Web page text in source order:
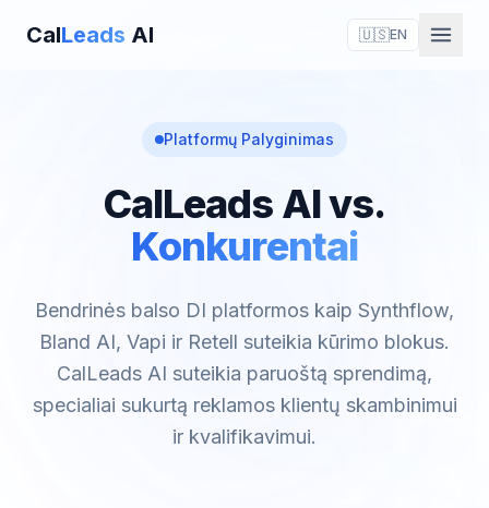
CalLeads AI 🇺🇸EN
Platformų Palyginimas
CalLeads AI vs.
Konkurentai
Bendrinės balso DI platformos kaip Synthflow,
Bland AI, Vapi ir Retell suteikia kūrimo blokus.
CalLeads AI suteikia paruoštą sprendimą,
specialiai sukurtą reklamos klientų skambinimui
ir kvalifikavimui.